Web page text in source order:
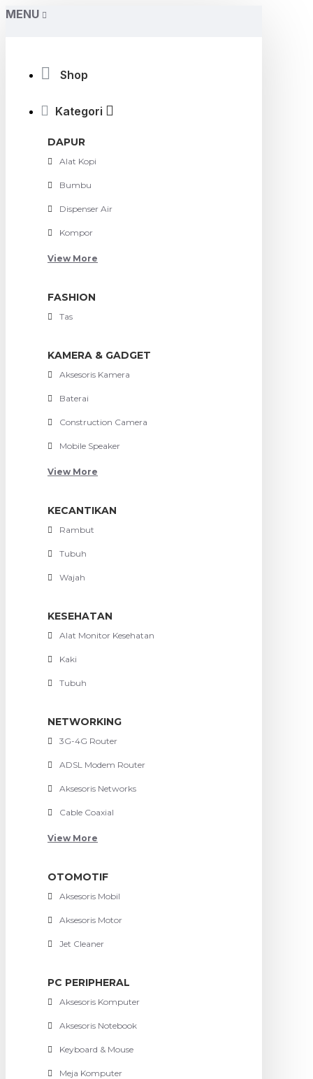
MENU
Shop
Kategori
DAPUR
Alat Kopi
Bumbu
Dispenser Air
Kompor
View More
FASHION
Tas
KAMERA & GADGET
Aksesoris Kamera
Baterai
Construction Camera
Mobile Speaker
View More
KECANTIKAN
Rambut
Tubuh
Wajah
KESEHATAN
Alat Monitor Kesehatan
Kaki
Tubuh
NETWORKING
3G-4G Router
ADSL Modem Router
Aksesoris Networks
Cable Coaxial
View More
OTOMOTIF
Aksesoris Mobil
Aksesoris Motor
Jet Cleaner
PC PERIPHERAL
Aksesoris Komputer
Aksesoris Notebook
Keyboard & Mouse
Meja Komputer